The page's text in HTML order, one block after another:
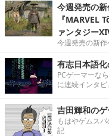
今週発売の
『MARVEL
ァンタジー
今週発売の新作
有志日本語
PCゲーマーな
に連続インタビ
吉田輝和の
もはやゲムス
記